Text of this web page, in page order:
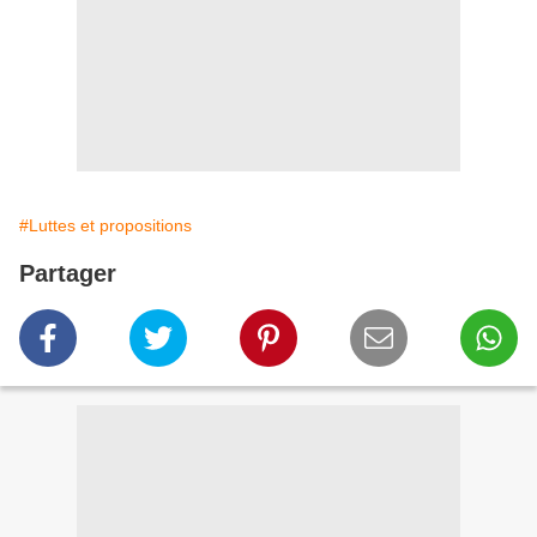
#Luttes et propositions
Partager